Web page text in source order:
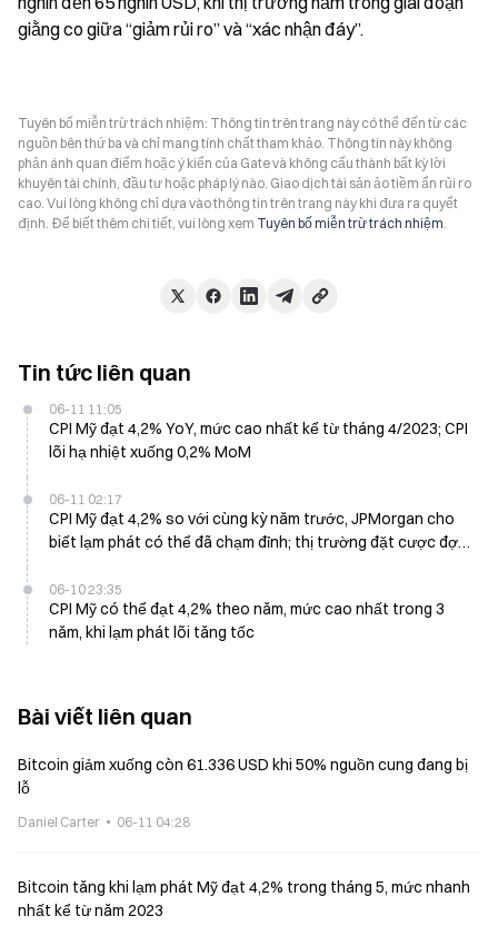
giằng co giữa “giảm rủi ro” và “xác nhận đáy”.
Tuyên bố miễn trừ trách nhiệm: Thông tin trên trang này có thể đến từ các
nguồn bên thứ ba và chỉ mang tính chất tham khảo. Thông tin này không
phản ánh quan điểm hoặc ý kiến của Gate và không cấu thành bất kỳ lời
khuyên tài chính, đầu tư hoặc pháp lý nào. Giao dịch tài sản ảo tiềm ẩn rủi ro
cao. Vui lòng không chỉ dựa vào thông tin trên trang này khi đưa ra quyết
định. Để biết thêm chi tiết, vui lòng xem Tuyên bố miễn trừ trách nhiệm.
Tin tức liên quan
06-11 11:05
CPI Mỹ đạt 4,2% YoY, mức cao nhất kể từ tháng 4/2023; CPI
lõi hạ nhiệt xuống 0,2% MoM
06-11 02:17
CPI Mỹ đạt 4,2% so với cùng kỳ năm trước, JPMorgan cho
biết lạm phát có thể đã chạm đỉnh; thị trường đặt cược đợt
06-10 23:35
CPI Mỹ có thể đạt 4,2% theo năm, mức cao nhất trong 3
năm, khi lạm phát lõi tăng tốc
Bài viết liên quan
Bitcoin giảm xuống còn 61.336 USD khi 50% nguồn cung đang bị
lỗ
Daniel Carter 06-11 04:28
Bitcoin tăng khi lạm phát Mỹ đạt 4,2% trong tháng 5, mức nhanh
nhất kể từ năm 2023